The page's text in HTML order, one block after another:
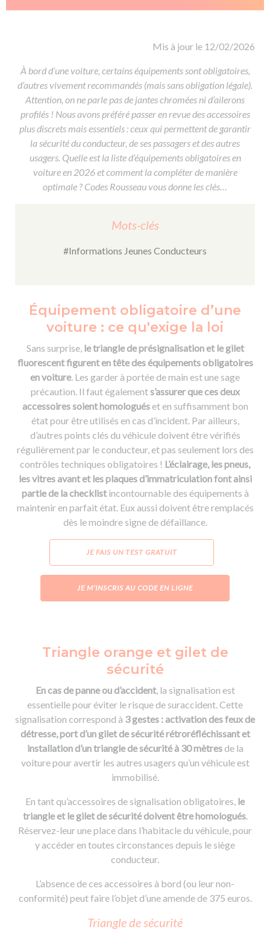
Formations pro.
Formation CACES
Devenir enseignant de la conduite
Mis à jour le 12/02/2026
À bord d’une voiture, certains équipements sont obligatoires,
d’autres vivement recommandés (mais sans obligation légale).
Attention, on ne parle pas de jantes chromées ni d’ailerons
profilés ! Nous avons préféré passer en revue des accessoires
plus discrets mais essentiels : ceux qui permettent de garantir
la sécurité du conducteur, de ses passagers et des autres
usagers. Quelle est la liste d’équipements obligatoires en
voiture en 2026 et comment la compléter de manière
optimale ? Codes Rousseau vous donne les clés…
Mots-clés
#Informations Jeunes Conducteurs
Équipement obligatoire d’une
voiture : ce qu'exige la loi
Sans surprise, le triangle de présignalisation et le gilet
fluorescent figurent en tête des équipements obligatoires
en voiture. Les garder à portée de main est une sage
précaution. Il faut égalements’assurer que ces deux
accessoires soient homologuéset en suffisamment bon
état pour être utilisés en cas d’incident. Par ailleurs,
d’autres points clés du véhicule doivent être vérifiés
régulièrement par le conducteur, et pas seulement lors des
contrôles techniques obligatoires ! L’éclairage, les pneus,
les vitres avant et les plaques d’immatriculation font ainsi
partie de la checklistincontournable des équipements à
maintenir en parfait état. Eux aussi doivent être remplacés
dès le moindre signe de défaillance.
JE FAIS UN TEST GRATUIT
JE M’INSCRIS AU CODE EN LIGNE
Triangle orange et gilet de
sécurité
En cas de panne ou d’accident, la signalisation est
essentielle pour éviter le risque de suraccident. Cette
signalisation correspond à 3 gestes : activation des feux de
détresse, port d’un gilet de sécurité rétroréfléchissant et
installation d’un triangle de sécurité à 30 mètresde la
voiture pour avertir les autres usagers qu’un véhicule est
immobilisé.
En tant qu’accessoires de signalisation obligatoires, le
triangle et le gilet de sécurité doivent être homologués.
Réservez-leur une place dans l’habitacle du véhicule, pour
y accéder en toutes circonstances depuis le siège
conducteur.
L’absence de ces accessoires à bord (ou leur non-
conformité) peut faire l’objet d’une amende de 375 euros.
Triangle de sécurité